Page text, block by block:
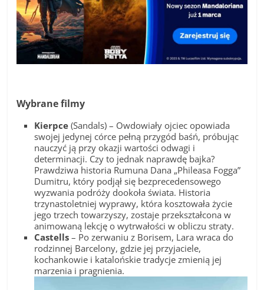
Wybrane filmy
Kierpce (Sandals) – Owdowiały ojciec opowiada
swojej jedynej córce pełną przygód baśń, próbując
nauczyć ją przy okazji wartości odwagi i
determinacji. Czy to jednak naprawdę bajka?
Prawdziwa historia Rumuna Dana „Phileasa Fogga”
Dumitru, który podjął się bezprecedensowego
wyzwania podróży dookoła świata. Historia
trzynastoletniej wyprawy, która kosztowała życie
jego trzech towarzyszy, zostaje przekształcona w
animowaną lekcję o wytrwałości w obliczu straty.
Castells – Po zerwaniu z Borisem, Lara wraca do
rodzinnej Barcelony, gdzie jej przyjaciele,
kochankowie i katalońskie tradycje zmienią jej
marzenia i pragnienia.